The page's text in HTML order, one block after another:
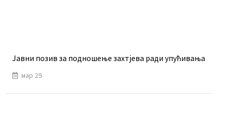
Јавни позив за подношење захтјева ради упућивања
мар 29